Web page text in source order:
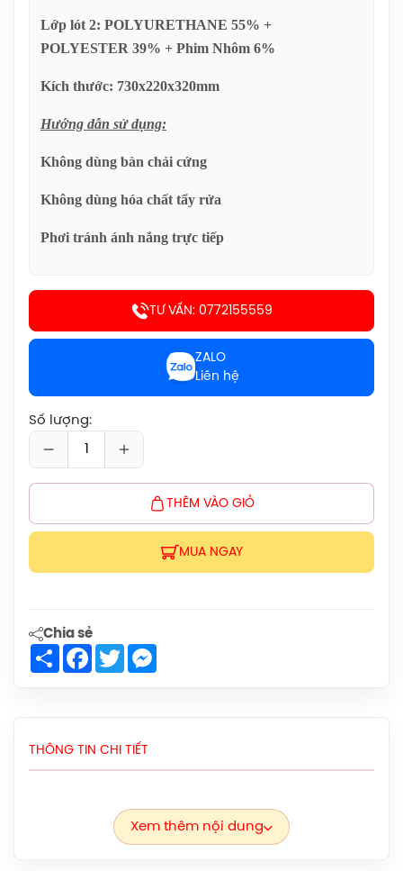
Lớp lót 2: POLYURETHANE 55% +
POLYESTER 39% + Phim Nhôm 6%
Kích thước: 730x220x320mm
Hướng dẫn sử dụng:
Không dùng bàn chải cứng
Không dùng hóa chất tẩy rửa
Phơi tránh ánh nắng trực tiếp
TƯ VẤN: 0772155559
ZALO
Liên hệ
Số lượng:
THÊM VÀO GIỎ
MUA NGAY
Chia sẻ
ShareFacebook
Twitter
THÔNG TIN CHI TIẾT
Xem thêm nội dung
Hãng
Marshal (Trắng) Chính Hãng
1.600.000đ
Giày Cầu Lông Yonex Cascade Accel
Chính Hãng
1.900.000đ
(1072A112.104) Chính Hãng
1.919.000đ
Giày Asics UPCOURT 6 Women
(1072A107.500) Chính Hãng
1.269.000đ
Vợt Cầu Lông Lining Axforce 100 Max
4.090.000đ